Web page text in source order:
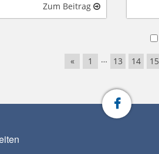
Zum Beitrag
«
1 … 13 14 15